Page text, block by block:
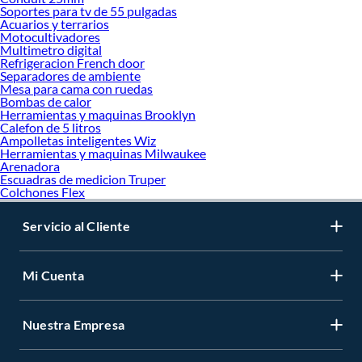
Soportes para tv de 55 pulgadas
Acuarios y terrarios
Motocultivadores
Multimetro digital
Refrigeracion French door
Separadores de ambiente
Mesa para cama con ruedas
Bombas de calor
Herramientas y maquinas Brooklyn
Calefon de 5 litros
Ampolletas inteligentes Wiz
Herramientas y maquinas Milwaukee
Arenadora
Escuadras de medicion Truper
Colchones Flex
Servicio al Cliente
Mi Cuenta
Nuestra Empresa